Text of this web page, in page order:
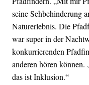
seine Sehbehinderung
Naturerlebnis. Die
war super in der
konkurrierenden
anderen hören
das ist Inklusion.“